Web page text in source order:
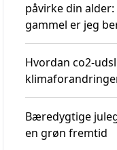
påvirke din
gammel er jeg
Hvordan co2-
Bæredygtige
en grøn fremtid